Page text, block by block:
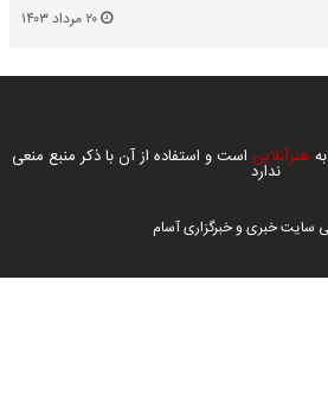
هنرآنلاین است و استفاده از آن با ذکر منبع منعی
ندارد
سایت خبری و خبرگزاری آسام